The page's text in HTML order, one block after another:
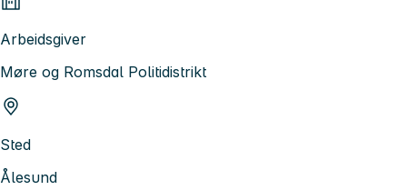
Arbeidsgiver
Møre og Romsdal Politidistrikt
Sted
Ålesund